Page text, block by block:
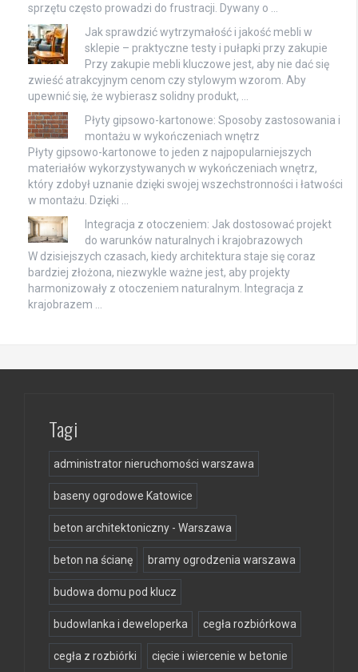
sprzętu często prowadzi do frustracji. Dywany o …
Jak sprawdzić wytrzymałość i jakość mebli w
sklepie – praktyczne testy i pułapki przy zakupie
Przy zakupie mebli kluczowe jest, aby nie dać się
zwieść atrakcyjnym cenom czy stylowym wzorom. Aby
upewnić się, że wybierasz solidny produkt, …
Płyty gipsowo-kartonowe: Sposoby zastosowania i
montażu w wykończeniach wnętrz
Płyty gipsowo-kartonowe to jeden z najpopularniejszych
materiałów wykorzystywanych w wykończeniach wnętrz,
który zdobył uznanie dzięki swojej wszechstronności i łatwości
w montażu. Dzięki …
Integracja z otoczeniem: Jak dostosować projekt
do warunków naturalnych i krajobrazowych
W dzisiejszych czasach, kiedy architektura staje się coraz
bardziej złożona, niezwykle ważne jest, aby projekty
harmonizowały z otoczeniem naturalnym. Integracja z
krajobrazem …
Tagi
administrator nieruchomości warszawa
baseny ogrodowe Katowice
beton architektoniczny - Warszawa
beton na ścianę bramy ogrodzenia warszawa
budowa domu pod klucz
budowlanka i deweloperka cegła rozbiórkowa
cegła z rozbiórki cięcie i wiercenie w betonie